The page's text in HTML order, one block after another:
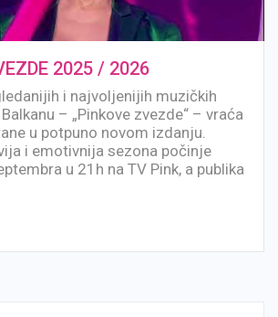
2025 / 2026
i najvoljenijih muzičkih
– „Pinkove zvezde“ – vraća
u potpuno novom izdanju.
i emotivnija sezona počinje
u 21h na TV Pink, a publika